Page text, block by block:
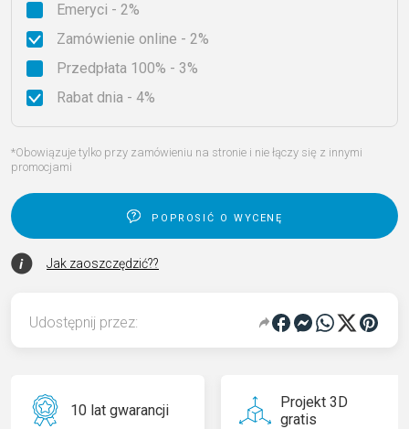
Emeryci - 2%
Zamówienie online - 2%
Przedpłata 100% - 3%
Rabat dnia - 4%
*Obowiązuje tylko przy zamówieniu na stronie i nie łączy się z innymi
promocjami
poprosić o wycenę
Jak zaoszczędzić??
Udostępnij przez:
10 lat gwarancji
Projekt 3D
gratis